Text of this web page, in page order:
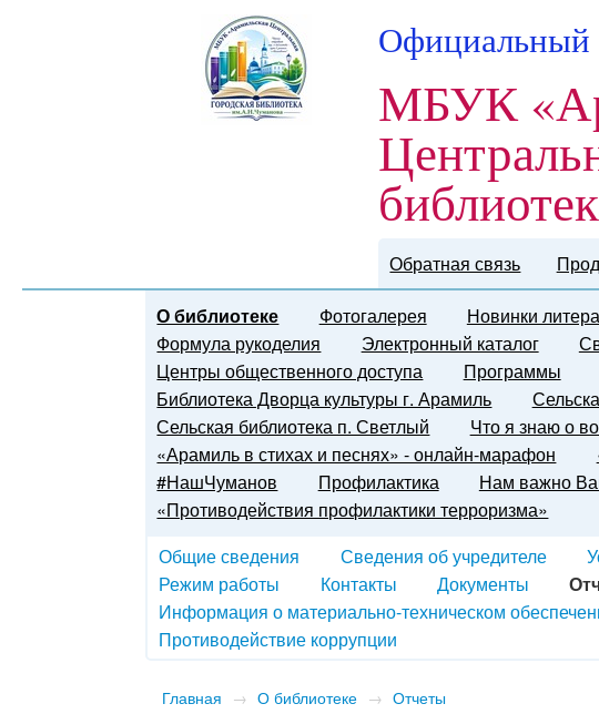
Официальный
МБУК
Обратная связь
О библиотеке Фотогалерея Новинки
Формула рукоделия
Электронный каталог
Центры общественного доступа
Программы
Библиотека Дворца культуры г. Арамиль
Сельская библиотека п. Светлый
Что я знаю о
«Арамиль в стихах и песнях» - онлайн-марафон
#НашЧуманов
Профилактика
Нам важно
«Противодействия профилактики терроризма»
Общие сведения
Сведения об учредителе
Режим работы
Контакты Документы
Информация о материально-техническом
Противодействие коррупции
Главная → О библиотеке → Отчеты